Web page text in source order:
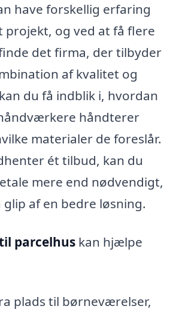
have forskellig erfaring
projekt, og ved at få flere
det firma, der tilbyder
af kvalitet og
du få indblik i, hvordan
håndterer
materialer de foreslår.
ét tilbud, kan du
mere end nødvendigt,
glip af en bedre løsning.
parcelhus kan hjælpe
plads til børneværelser,